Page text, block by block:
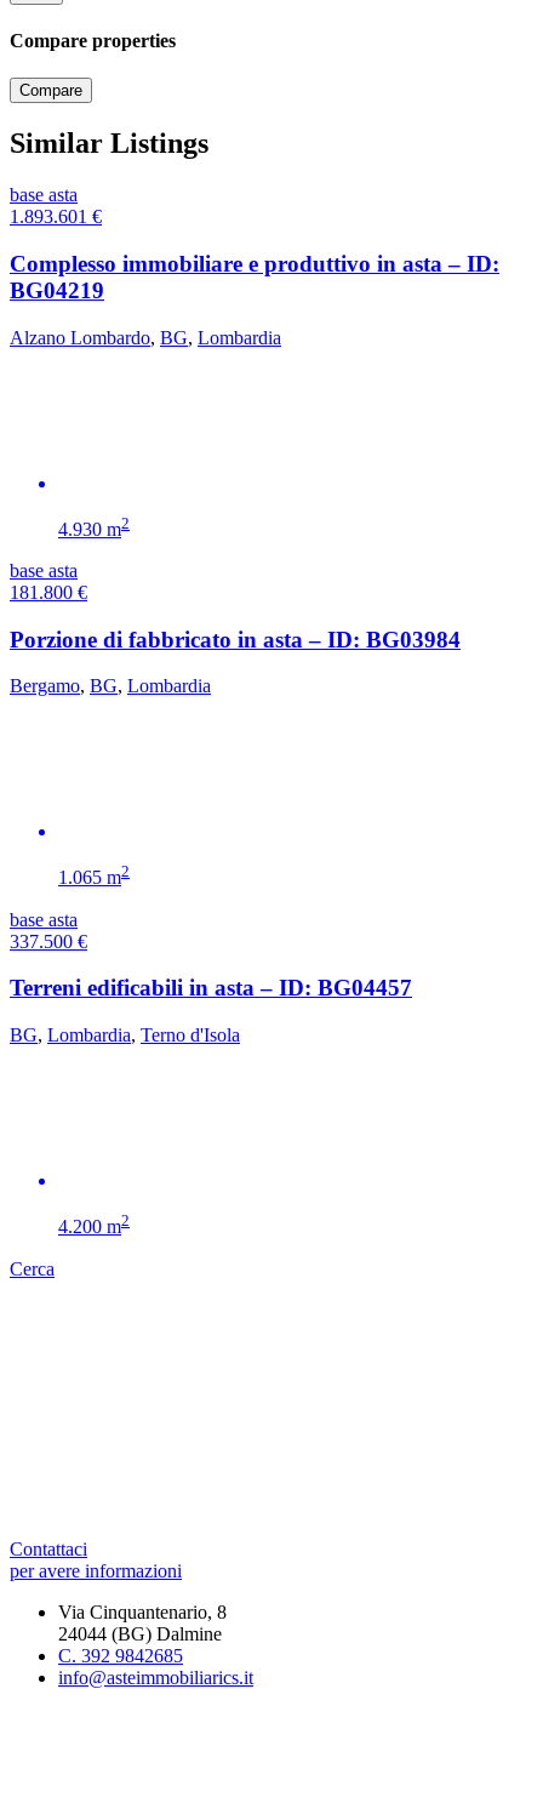
Compare properties
Compare
Similar Listings
base asta
1.893.601 €
Complesso immobiliare e produttivo in asta – ID:
BG04219
Alzano Lombardo, BG, Lombardia
4.930 m2
base asta
181.800 €
Porzione di fabbricato in asta – ID: BG03984
Bergamo, BG, Lombardia
1.065 m2
base asta
337.500 €
Terreni edificabili in asta – ID: BG04457
BG, Lombardia, Terno d'Isola
4.200 m2
Cerca
Contattaci
per avere informazioni
Via Cinquantenario, 8
24044 (BG) Dalmine
C. 392 9842685
info@asteimmobiliarics.it